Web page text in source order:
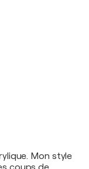
Mon style